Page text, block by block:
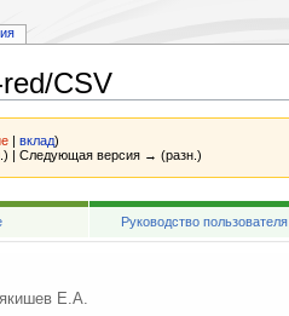
CSV
|вклад)
| Следующая версия → (разн.)
Руководство пользователя
Е.А.